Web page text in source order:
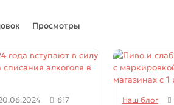
Просмотры
617 Наш блог